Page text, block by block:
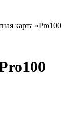
карта «Pro100